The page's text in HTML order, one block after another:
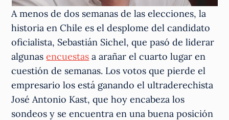
A menos de dos semanas de las elecciones, la
historia en Chile es el desplome del candidato
oficialista, Sebastián Sichel, que pasó de liderar
algunasencuestas a arañar el cuarto lugar en
cuestión de semanas. Los votos que pierde el
empresario los está ganando el ultraderechista
José Antonio Kast, que hoy encabeza los
sondeos y se encuentra en una buena posición